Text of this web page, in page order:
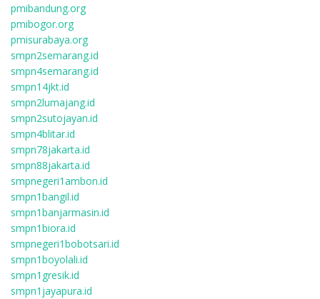
pmibandung.org
pmibogor.org
pmisurabaya.org
smpn2semarang.id
smpn4semarang.id
smpn14jkt.id
smpn2lumajang.id
smpn2sutojayan.id
smpn4blitar.id
smpn78jakarta.id
smpn88jakarta.id
smpnegeri1ambon.id
smpn1bangil.id
smpn1banjarmasin.id
smpn1biora.id
smpnegeri1bobotsari.id
smpn1boyolali.id
smpn1gresik.id
smpn1jayapura.id